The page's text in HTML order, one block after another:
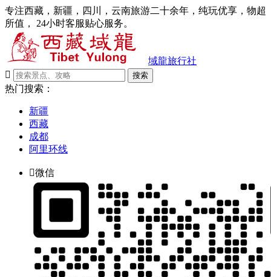
专注西藏，新疆，四川，云南旅游二十余年，纯玩优享，物超
所值， 24小时客服贴心服务。
域龍旅行社

搜索
热门搜索：
新疆
西藏
成都
阿里环线
微信